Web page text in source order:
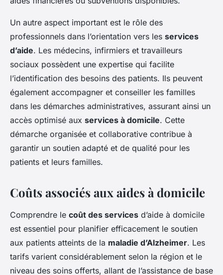
Un autre aspect important est le rôle des
professionnels dans l’orientation vers les services
d’aide. Les médecins, infirmiers et travailleurs
sociaux possèdent une expertise qui facilite
l’identification des besoins des patients. Ils peuvent
également accompagner et conseiller les familles
dans les démarches administratives, assurant ainsi un
accès optimisé aux services à domicile. Cette
démarche organisée et collaborative contribue à
garantir un soutien adapté et de qualité pour les
patients et leurs familles.
Coûts associés aux aides à domicile
Comprendre le coût des services d’aide à domicile
est essentiel pour planifier efficacement le soutien
aux patients atteints de la maladie d’Alzheimer. Les
tarifs varient considérablement selon la région et le
niveau des soins offerts, allant de l’assistance de base